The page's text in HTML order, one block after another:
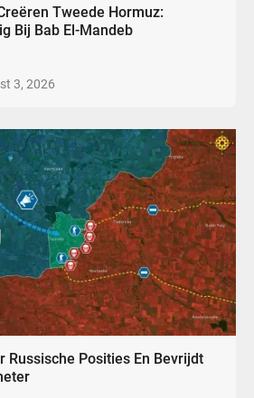
Tweede Hormuz:
Bij Bab El-Mandeb
3, 2026
Russische Posities En Bevrijdt